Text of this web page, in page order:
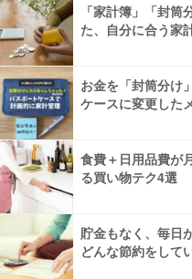
「家計簿」「封
た、自分に合う家
お金を「封筒分け
ケースに変更した
食費＋日用品費が
る買い物テク4選
貯金もなく、毎日
どんな節約をして